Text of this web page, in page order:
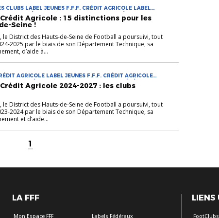
CLUBS LABEL JEUNES F.F.F. CRÉDIT AGRICOLE LABEL
FÉMININES LABEL JEUNES F.F.F. CRÉDIT
FÉDÉRAUX STRUCTURATION DES CLUBS
Crédit Agricole : 15 distinctions pour les
Seine !
le District des Hauts-de-Seine de Football a poursuivi, tout
2025 par le biais de son Département Technique, sa
d’aide à...
AGRICOLE LABEL JEUNES F.F.F. CRÉDIT AGRICOLE
F.F.F. CRÉDIT AGRICOLE FUTSAL LABELS FÉDÉRAUX
Agricole 2024-2027 : les clubs
le District des Hauts-de-Seine de Football a poursuivi, tout
2024 par le biais de son Département Technique, sa
et d’aide...
1
LA FFF
Mon Espace FFF Labels Fédéraux
LIENS
FootClubs